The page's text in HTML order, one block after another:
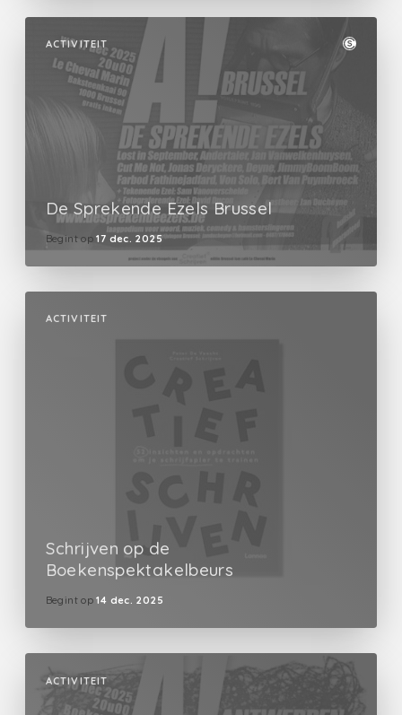
ACTIVITEIT
De Sprekende Ezels Brussel
Begint op 17 dec. 2025
ACTIVITEIT
Schrijven op de
Boekenspektakelbeurs
Begint op 14 dec. 2025
ACTIVITEIT